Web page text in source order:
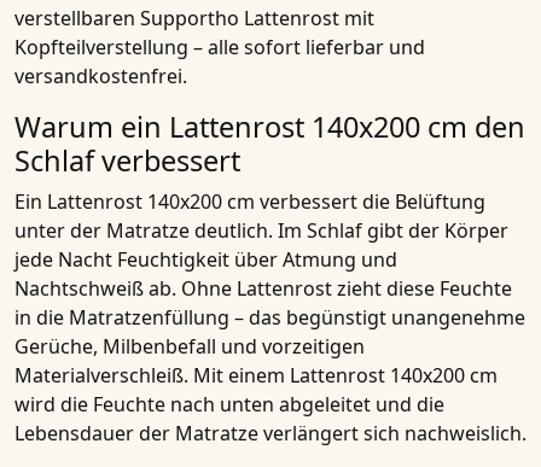
verstellbaren Supportho Lattenrost mit
Kopfteilverstellung – alle sofort lieferbar und
versandkostenfrei.
Warum ein Lattenrost 140x200 cm den
Schlaf verbessert
Ein Lattenrost 140x200 cm verbessert die Belüftung
unter der Matratze deutlich. Im Schlaf gibt der Körper
jede Nacht Feuchtigkeit über Atmung und
Nachtschweiß ab. Ohne Lattenrost zieht diese Feuchte
in die Matratzenfüllung – das begünstigt unangenehme
Gerüche, Milbenbefall und vorzeitigen
Materialverschleiß. Mit einem Lattenrost 140x200 cm
wird die Feuchte nach unten abgeleitet und die
Lebensdauer der Matratze verlängert sich nachweislich.